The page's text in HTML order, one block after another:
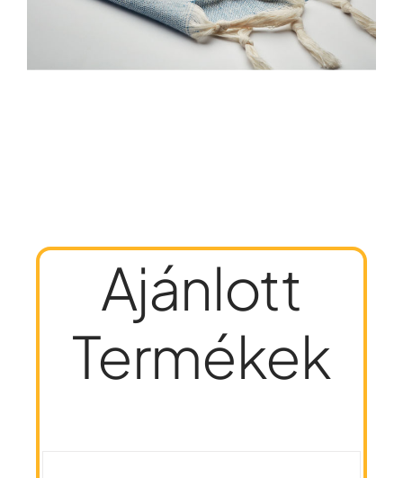
Ajánlott
Termékek